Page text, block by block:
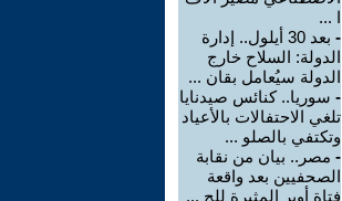
ا ...
-
بعد 30 أيلول.. إدارة
الدولة: السلاح خارج
الدولة سيُعامل بقان ...
- سوريا.. كنائس صيدنايا
تلغي الاحتفالات بالأعياد
وتكتفي بالصلو ...
- مصر.. بيان من نقابة
الصحفيين بعد واقعة
فتاة أوبر المثيرة للج ...